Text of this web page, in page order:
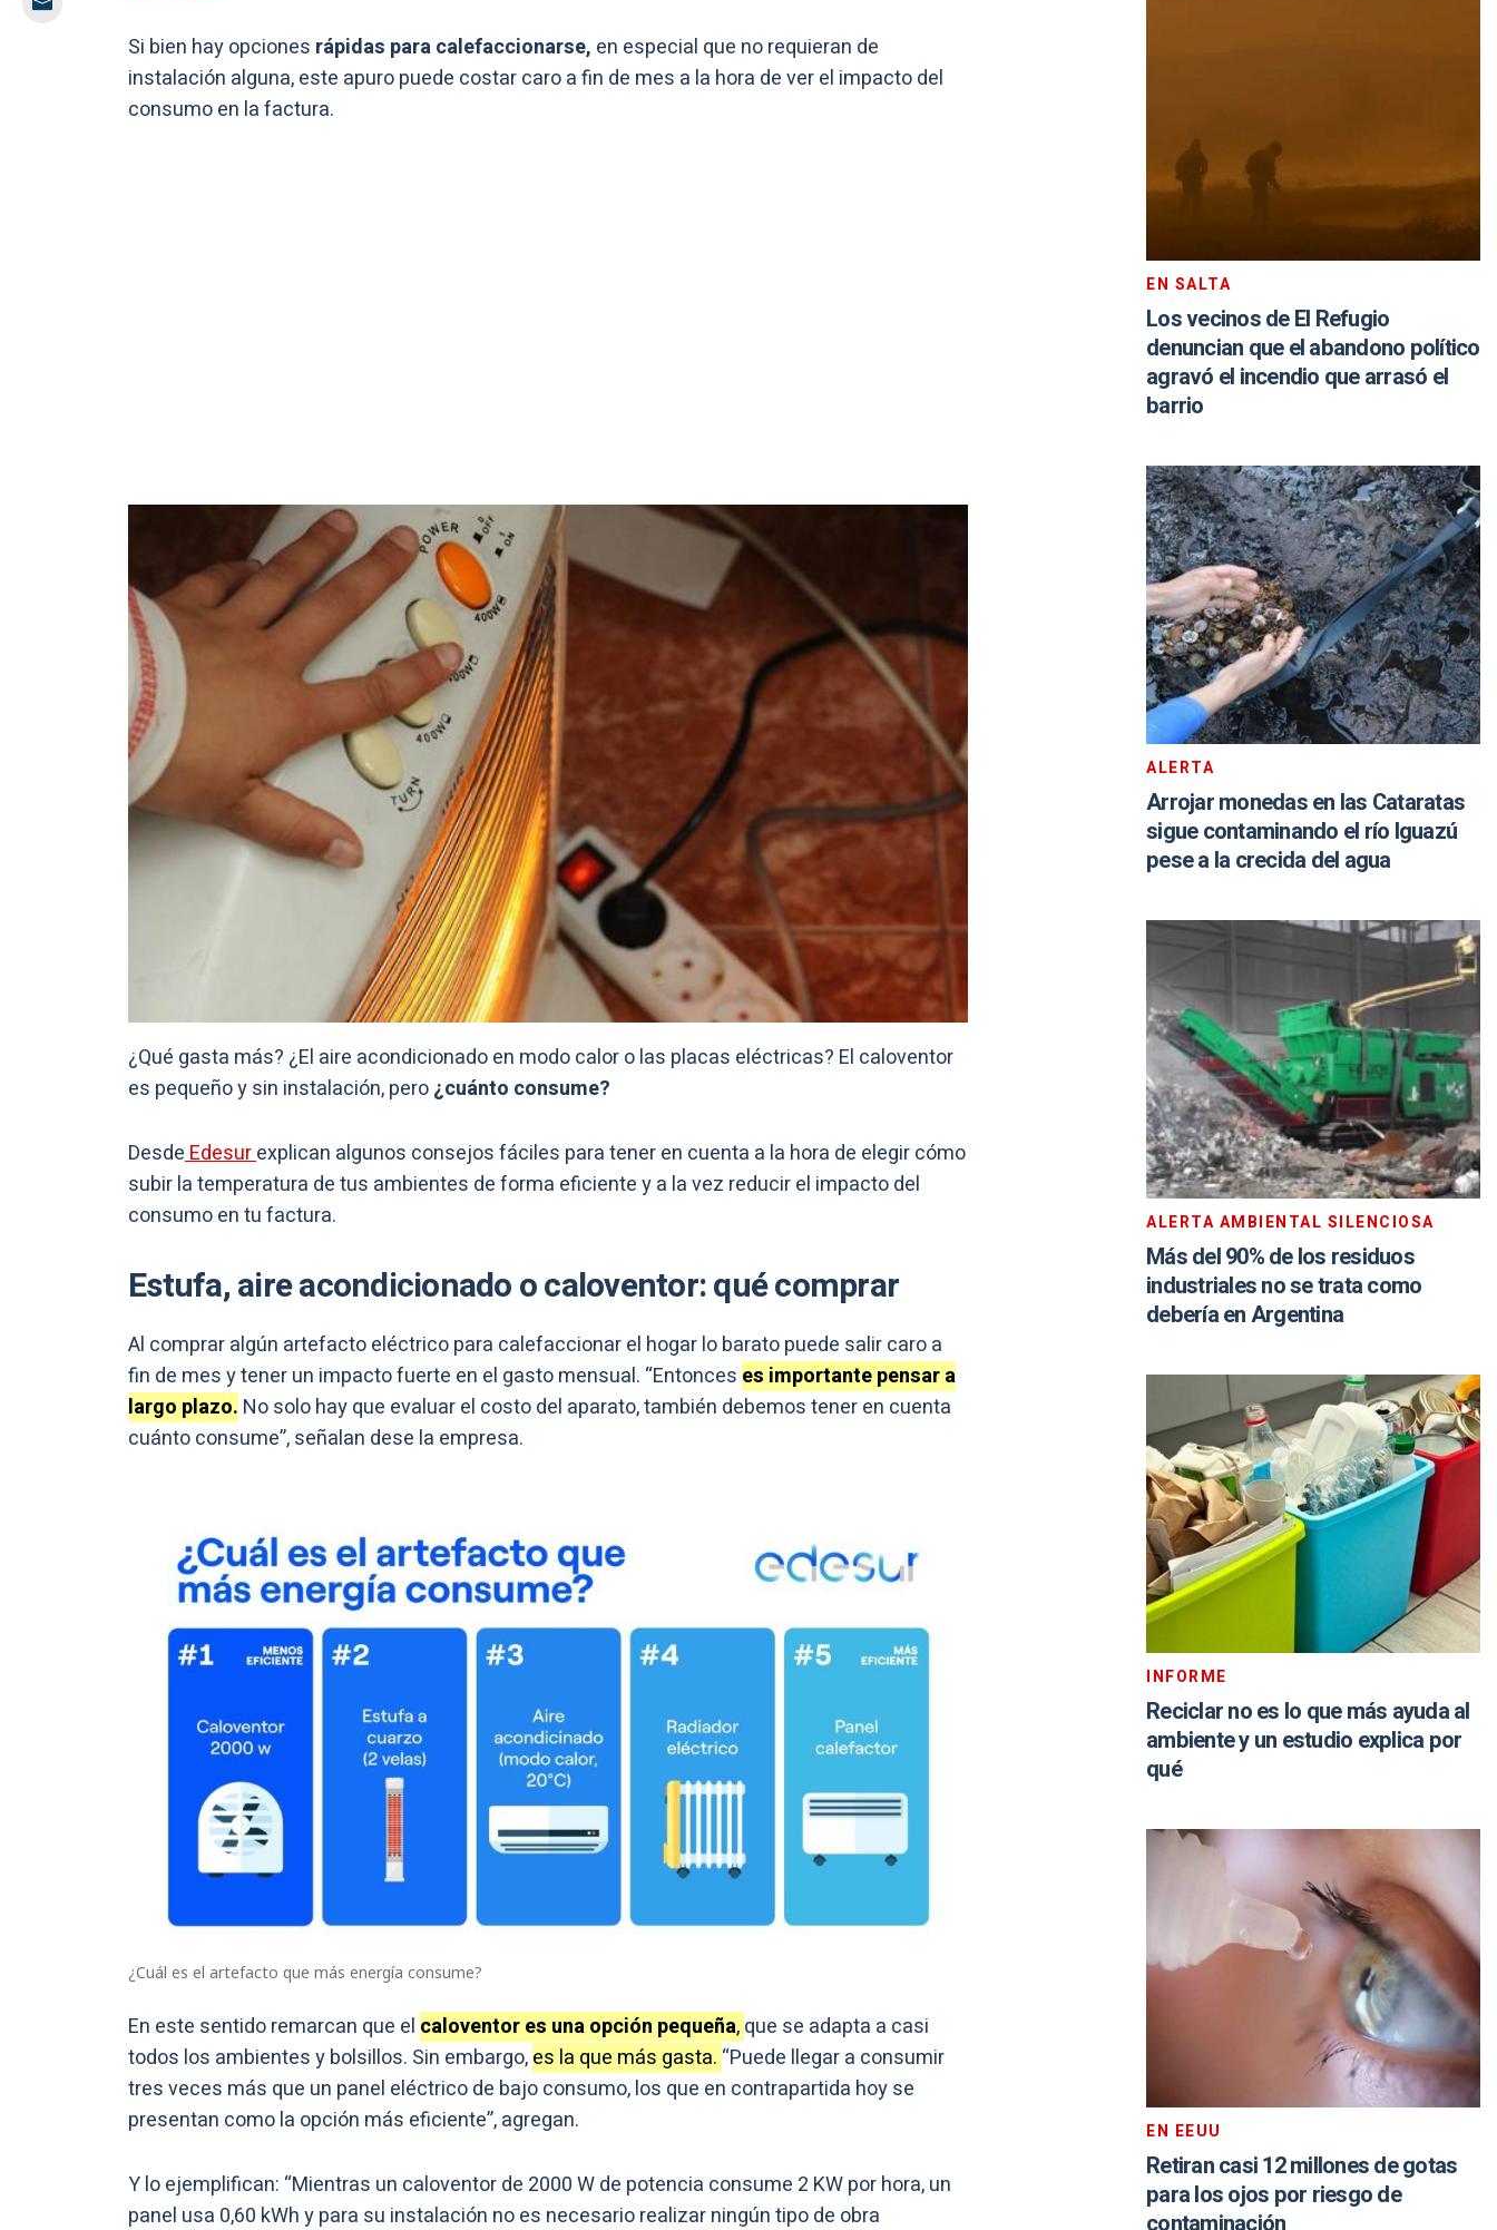
Si bien hay opciones rápidas para calefaccionarse, en especial que no requieran de
instalación alguna, este apuro puede costar caro a fin de mes a la hora de ver el impacto del
consumo en la factura.
¿Qué gasta más? ¿El aire acondicionado en modo calor o las placas eléctricas? El caloventor
es pequeño y sin instalación, pero¿cuánto consume?
DesdeEdesurexplican algunos consejos fáciles para tener en cuenta a la hora de elegir cómo
subir la temperatura de tus ambientes de forma eficiente y a la vez reducir el impacto del
consumo en tu factura.
Estufa, aire acondicionado o caloventor: qué comprar
Al comprar algún artefacto eléctrico para calefaccionar el hogar lo barato puede salir caro a
fin de mes y tener un impacto fuerte en el gasto mensual. “Entonces es importante pensar a
largo plazo. No solo hay que evaluar el costo del aparato, también debemos tener en cuenta
cuánto consume”, señalan dese la empresa.
¿Cuál es el artefacto que más energía consume?
En este sentido remarcan que el caloventor es una opción pequeña,que se adapta a casi
todos los ambientes y bolsillos. Sin embargo,es la que más gasta. “Puede llegar a consumir
tres veces más que un panel eléctrico de bajo consumo, los que en contrapartida hoy se
presentan como la opción más eficiente”, agregan.
Y lo ejemplifican: “Mientras un caloventor de 2000 W de potencia consume 2 KW por hora, un
panel usa 0,60 kWh y para su instalación no es necesario realizar ningún tipo de obra
EN SALTA
Los vecinos de El Refugio
denuncian que el abandono político
agravó el incendio que arrasó el
barrio
ALERTA
Arrojar monedas en las Cataratas
sigue contaminando el río Iguazú
pese a la crecida del agua
ALERTA AMBIENTAL SILENCIOSA
Más del 90% de los residuos
industriales no se trata como
debería en Argentina
INFORME
Reciclar no es lo que más ayuda al
ambiente y un estudio explica por
qué
EN EEUU
Retiran casi 12 millones de gotas
para los ojos por riesgo de